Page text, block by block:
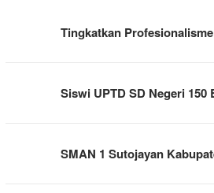
Tingkatkan
Siswi UPTD SD Negeri
SMAN 1 Sutojayan